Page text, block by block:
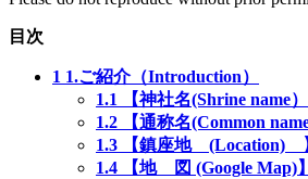
目次
1 1.ご紹介（Introduction）
1.1
【神社名(Shrine name）
1.2 【通称名(Common
1.3 【鎮座地 (Location)
1.4 【地 図 (Google Map)】